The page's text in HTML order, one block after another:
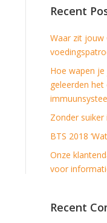
Recent
Waar zit jouw
Hoe wapen
geleerden
Zonder
BTS 2018
Onze
voor
Recent